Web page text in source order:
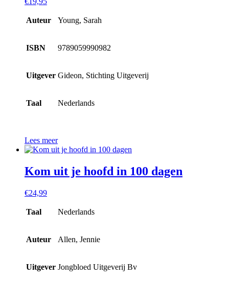
Auteur Young, Sarah
ISBN 9789059990982
Uitgever Gideon, Stichting Uitgeverij
Taal Nederlands
Lees meer
Kom uit je hoofd in 100 dagen
€24,99
Taal Nederlands
Auteur Allen, Jennie
Uitgever Jongbloed Uitgeverij Bv